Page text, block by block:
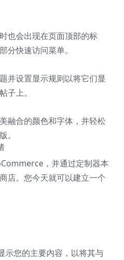
也会出现在页面顶部的标
分快速访问菜单。
并设置显示规则以将它们显
子上。
融合的颜色和字体，并轻松
。
，并通过定制器本
店。您今天就可以建立一个
示您的主要内容，以将其与